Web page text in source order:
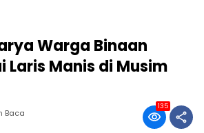
Warga Binaan
Laris Manis di Musim
Baca
135